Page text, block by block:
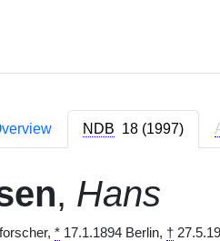
NDB 18 (1997)
, Hans
*17.1.1894 Berlin, †